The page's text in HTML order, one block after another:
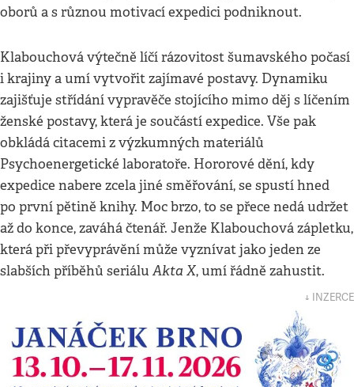
oborů a s různou motivací expedici podniknout.
Klabouchová výtečně líčí rázovitost šumavského počasí
i krajiny a umí vytvořit zajímavé postavy. Dynamiku
zajišťuje střídání vypravěče stojícího mimo děj s líčením
ženské postavy, která je součástí expedice. Vše pak
obkládá citacemi z výzkumných materiálů
Psychoenergetické laboratoře. Hororové dění, kdy
expedice nabere zcela jiné směřování, se spustí hned
po první pětině knihy. Moc brzo, to se přece nedá udržet
až do konce, zaváhá čtenář. Jenže Klabouchová zápletku,
která při převyprávění může vyznívat jako jeden ze
slabších příběhů seriáluAkta X, umí řádně zahustit.
↓ INZERCE